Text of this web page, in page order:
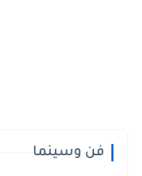
فن وسينما